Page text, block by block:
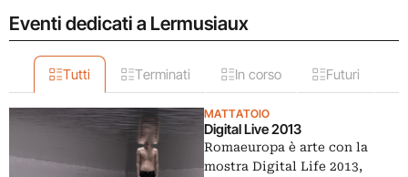
Eventi dedicati a Lermusiaux
Tutti Terminati In corso Futuri
MATTATOIO
Digital Live 2013
Romaeuropa è arte con la
mostra Digital Life 2013,